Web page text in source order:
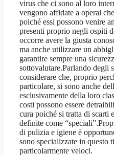
virus che ci sono al loro
vengono affidate a operai
poiché essi possono venire
presenti proprio negli ospiti
occorre avere la giusta
ma anche utilizzare un
garantire sempre una
sottovalutare.Parlando degli
considerare che, proprio
particolare, si sono anche
esclusivamente della loro
costi possono essere
cura poiché si tratta di scarti
definite come
di pulizia e igiene è
sono specializzate in questo
particolarmente veloci.